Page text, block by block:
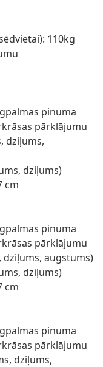
110kg
pinuma
pārklājumu
dziļums,
dziļums)
cm
pinuma
pārklājumu
dziļums, augstums)
dziļums)
cm
pinuma
pārklājumu
dziļums,